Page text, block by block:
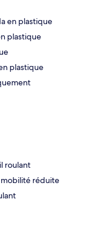
en plastique
plastique
plastique
roulant
mobilité réduite